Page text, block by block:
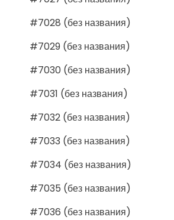
#7028 (без названия)
#7029 (без названия)
#7030 (без названия)
#7031 (без названия)
#7032 (без названия)
#7033 (без названия)
#7034 (без названия)
#7035 (без названия)
#7036 (без названия)